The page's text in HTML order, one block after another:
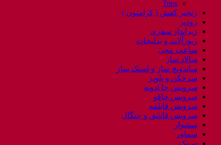
Tops
زنجیر کفش ( کرامپون )
زودپز
زیرانداز سفری
زیورآلات و بدلیجات
ساعت مچی
سالاد ساز
ساندویچ ساز و اسنک ساز
سرخکن و پلوپز
سرویس جا ادویه
سرویس چاقو
سرویس قابلمه
سرویس قاشق و چنگال
سشوار
سماور
سینک